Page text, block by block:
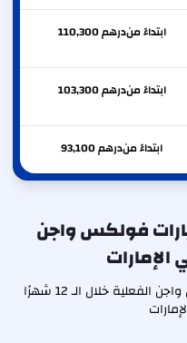
ابتداءً من 110,300درهم
ابتداءً من 103,300درهم
ابتداءً من 93,100درهم
فولكس واجن
استنادًا إلى معاملات سيارات فولكس واجن الفعلية خلال الـ 12 شهرًا